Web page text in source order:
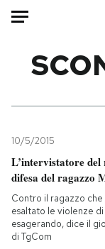
Mondo
Politica
Tecnologia
Internet
Scienza
Cultura
10/5/2015
L’intervistatore
difesa del ragazzo
Contro il ragazzo
esaltato le violenze di
esagerando, dice il
di TgCom